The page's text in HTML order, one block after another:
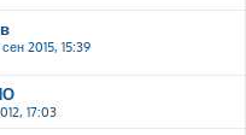
2015, 15:39
17:03